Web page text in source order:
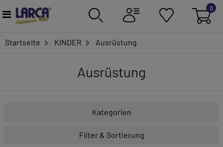
0
Startseite KINDER Ausrüstung
Ausrüstung
Kategorien
Filter & Sortierung